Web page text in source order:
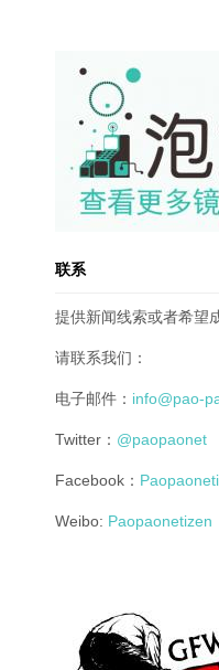
pao-pao-banner-
联系
提供新闻线索或者希望
请联系我们：
电子邮件： info@pao-
Twitter： @paopaonet
Facebook：
Weibo: Paopaonetizen
gfw_blog_small.jpg